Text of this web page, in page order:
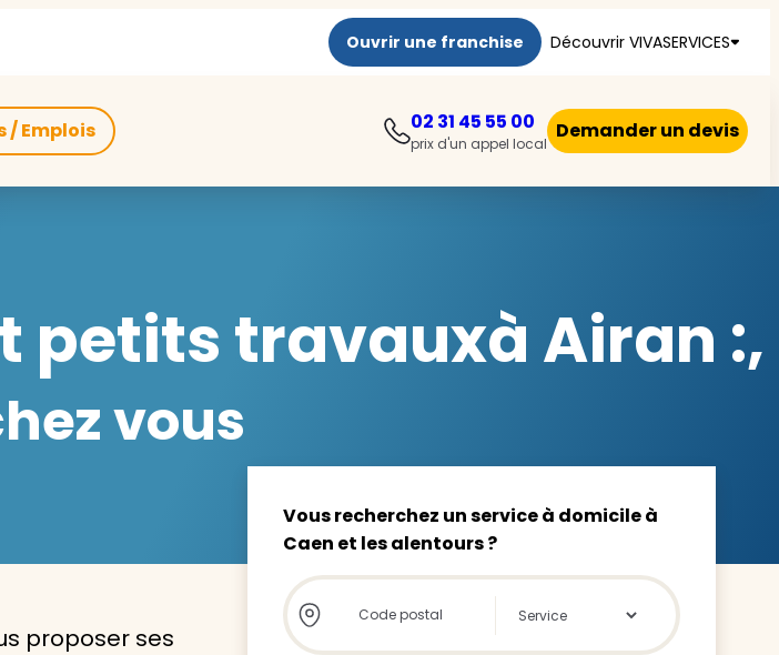
Ouvrir une franchise Découvrir VIVASERVICES
/ Emplois 02 31 45 55 00
prix d'un appel local
Demander un devis
petits travauxà Airan :,
vous
proposer ses
Vous recherchez un service à domicile à
Caen et les alentours ?
Store locator global - Autocompletion
Rechercher